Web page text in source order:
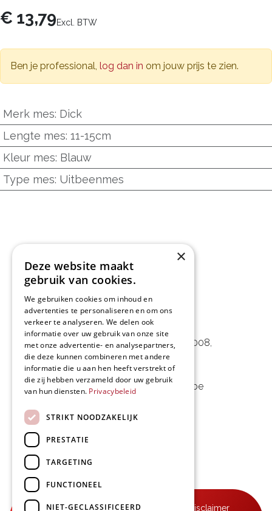
€ 13,79Excl. BTW
Ben je professional, log dan in om jouw prijs te zien.
Merk mes: Dick
Lengte mes: 11-15cm
Kleur mes: Blauw
Type mes: Uitbeenmes
L&D Foodpartner BV
Noorwegenstraat 29D, Haven 8008,
9940 Evergem, BE
09 253 49 57 - mail@delmo.be
© Delmo 2026-Privacyverklaring Disclaimer
×
Deze website maakt
gebruik van cookies.
We gebruiken cookies om inhoud en
advertenties te personaliseren en om ons
verkeer te analyseren. We delen ook
informatie over uw gebruik van onze site
met onze advertentie- en analysepartners,
die deze kunnen combineren met andere
informatie die u aan hen heeft verstrekt of
die zij hebben verzameld door uw gebruik
van hun diensten. Privacybeleid
STRIKT NOODZAKELIJK
PRESTATIE
TARGETING
FUNCTIONEEL
NIET-GECLASSIFICEERD